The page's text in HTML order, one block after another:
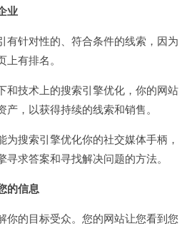
业
有针对性的、符合条件的线索，因为
有排名。
和技术上的搜索引擎优化，你的网站
，以获得持续的线索和销售。
为搜索引擎优化你的社交媒体手柄，
求答案和寻找解决问题的方法。
的信息
你的目标受众。您的网站让您看到您